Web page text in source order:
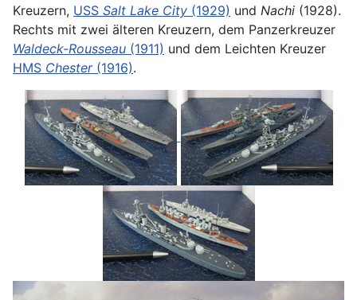
Kreuzern, USS Salt Lake City (1929) und Nachi (1928).
Rechts mit zwei älteren Kreuzern, dem Panzerkreuzer
Waldeck-Rousseau (1911) und dem Leichten Kreuzer
HMS Chester(1916).